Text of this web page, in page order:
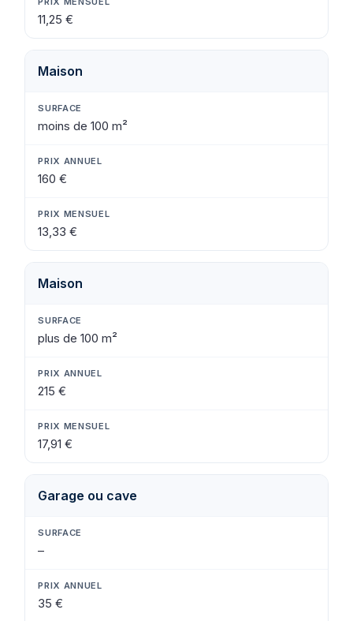
11,25 €
Maison
moins de 100 m²
160 €
13,33 €
Maison
plus de 100 m²
215 €
17,91 €
Garage ou cave
–
35 €